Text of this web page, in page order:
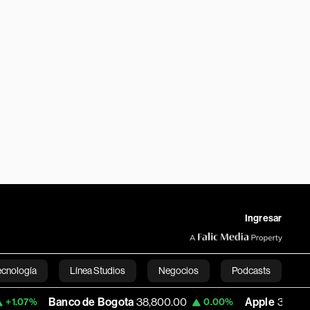
Ingresar
Línea Studios Negocios Podcasts
English
de Bogota 38,800.00 0.00% Apple 308.62 -0.20%